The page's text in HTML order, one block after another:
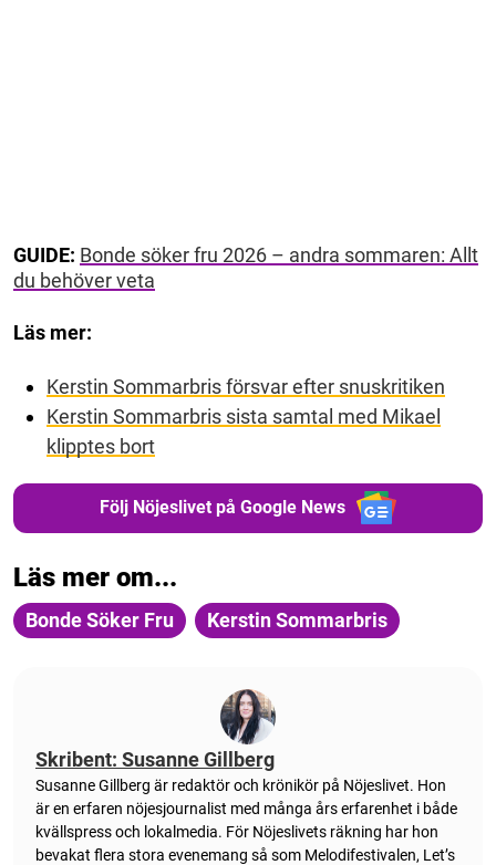
GUIDE: Bonde söker fru 2026 – andra sommaren: Allt
du behöver veta
Läs mer:
Kerstin Sommarbris försvar efter snuskritiken
Kerstin Sommarbris sista samtal med Mikael
klipptes bort
Följ Nöjeslivet på Google News
Läs mer om...
Bonde Söker Fru Kerstin Sommarbris
Skribent: Susanne Gillberg
Susanne Gillberg är redaktör och krönikör på Nöjeslivet. Hon
är en erfaren nöjesjournalist med många års erfarenhet i både
kvällspress och lokalmedia. För Nöjeslivets räkning har hon
bevakat flera stora evenemang så som Melodifestivalen, Let’s